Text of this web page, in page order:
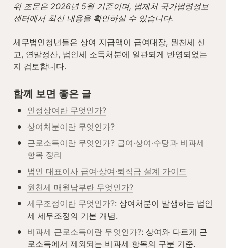
위 조문은 2026년 5월 기준이며, 법제처 국가법령정보
센터에서 최신 내용을 확인하실 수 있습니다.
세무법인청년들은 상여 지급액이 급여대장, 원천세 신
고, 연말정산, 법인세 소득처분에 일관되게 반영되었는
지 검토합니다.
함께 보면 좋은 글
• 인정상여란 무엇인가?
• 상여처분이란 무엇인가?
•
근로소득이란 무엇인가? 급여·상여·수당과 비과세
항목 정리
• 법인 대표이사 급여·상여·퇴직금 설계 가이드
• 원천세 매월납부란 무엇인가?
• 세무조정이란 무엇인가?: 상여처분이 발생하는 법인
세 세무조정의 기본 개념.
• 비과세 근로소득이란 무엇인가?: 상여와 다르게 근
로소득에서 제외되는 비과세 항목의 구분 기준.